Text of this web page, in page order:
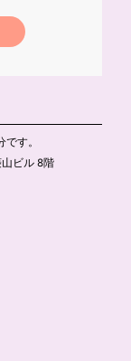
す。
ビル 8階